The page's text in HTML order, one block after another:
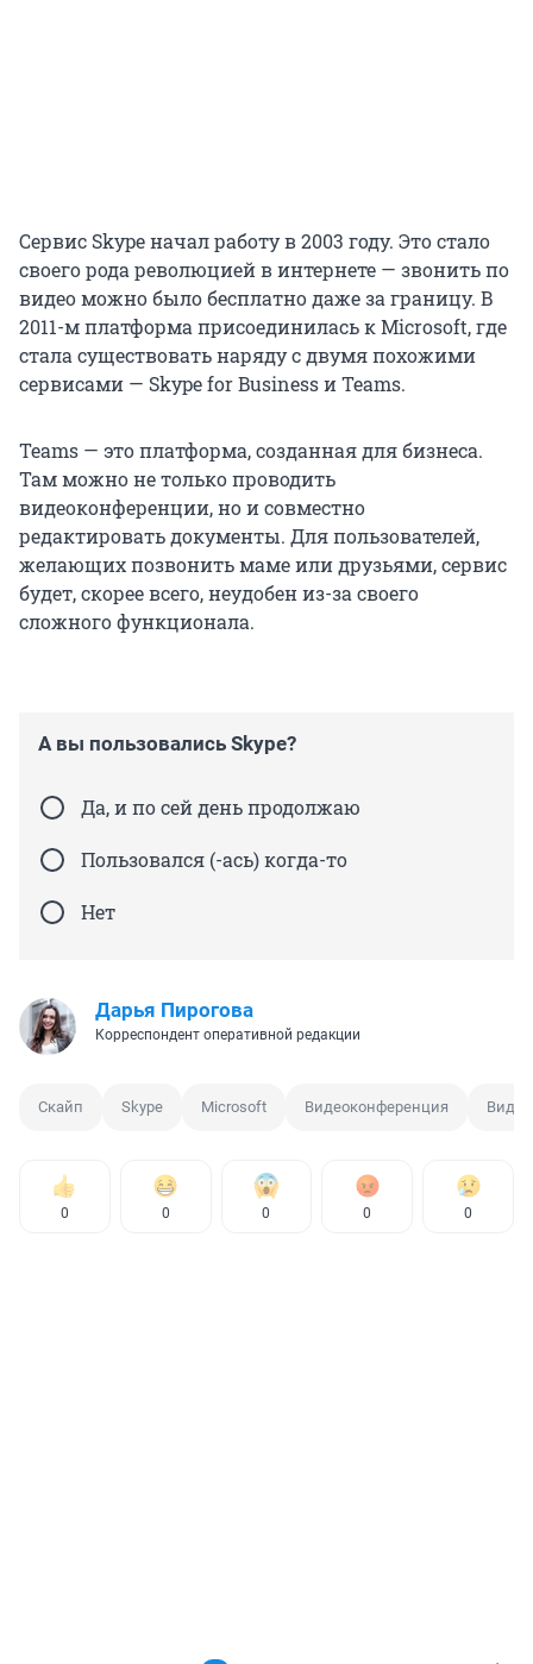
Сервис Skype начал работу в 2003 году. Это стало
своего рода революцией в интернете — звонить по
видео можно было бесплатно даже за границу. В
2011-м платформа присоединилась к Microsoft, где
стала существовать наряду с двумя похожими
сервисами — Skype for Business и Teams.
Teams — это платформа, созданная для бизнеса.
Там можно не только проводить
видеоконференции, но и совместно
редактировать документы. Для пользователей,
желающих позвонить маме или друзьями, сервис
будет, скорее всего, неудобен из-за своего
сложного функционала.
А вы пользовались Skype?
Да, и по сей день продолжаю
Пользовался (-ась) когда-то
Нет
Дарья Пирогова
Корреспондент оперативной редакции
Скайп Skype Microsoft Видеоконференция
0 0 0 0 0